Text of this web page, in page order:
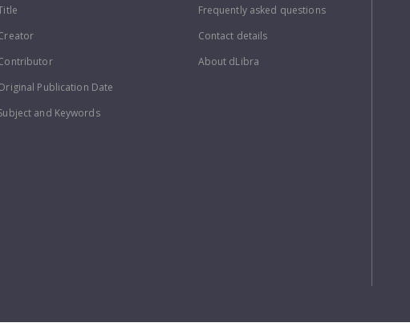
Publication Date
and Keywords
Frequently asked questions
Contact details
About dLibra